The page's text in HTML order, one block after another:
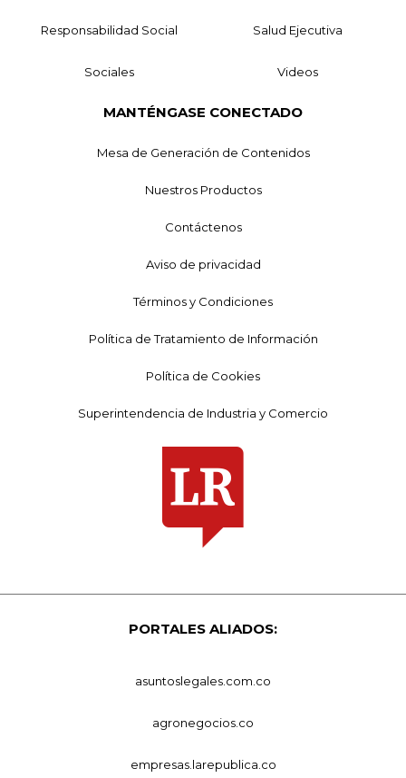
Responsabilidad Social Salud Ejecutiva
Sociales Videos
MANTÉNGASE CONECTADO
Mesa de Generación de Contenidos
Nuestros Productos
Contáctenos
Aviso de privacidad
Términos y Condiciones
Política de Tratamiento de Información
Política de Cookies
Superintendencia de Industria y Comercio
PORTALES ALIADOS:
asuntoslegales.com.co
agronegocios.co
empresas.larepublica.co